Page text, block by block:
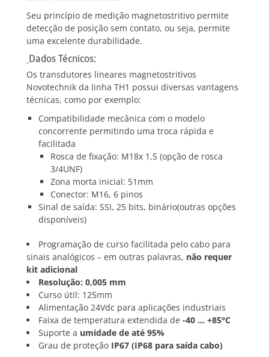
Seu princípio de medição magnetostritivo permite
detecção de posição sem contato, ou seja, permite
uma excelente durabilidade.
Dados Técnicos:
Os transdutores lineares magnetostritivos
Novotechnik da linha TH1 possui diversas vantagens
técnicas, como por exemplo:
Compatibilidade mecânica com o modelo
concorrente permitindo uma troca rápida e
facilitada
Rosca de fixação: M18x 1,5 (opção de rosca
3/4UNF)
Zona morta inicial: 51mm
Conector: M16, 6 pinos
Sinal de saída: SSI, 25 bits, binário(outras opções
disponíveis)
Programação de curso facilitada pelo cabo para
sinais analógicos – em outras palavras, não requer
kit adicional
Resolução: 0,005 mm
Curso útil: 125mm
Alimentação 24Vdc para aplicações industriais
Faixa de temperatura extendida de -40 … +85°C
Suporte a umidade de até 95%
Grau de proteção IP67 (IP68 para saída cabo)